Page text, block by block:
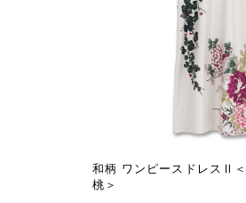
和柄 ワンピースドレスⅡ
桃＞